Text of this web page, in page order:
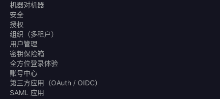
机器对机器
安全
授权
组织（多租户）
用户管理
密钥保险箱
全方位登录体验
账号中心
第三方应用（OAuth / OIDC）
SAML 应用